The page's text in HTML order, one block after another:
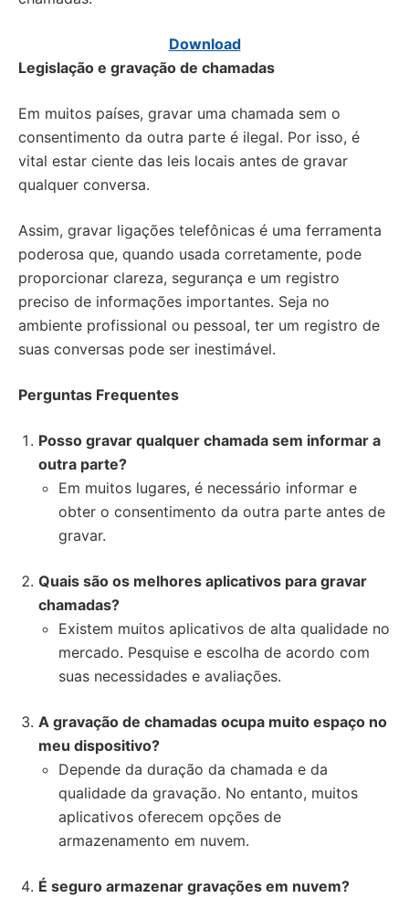
Download
Legislação e gravação de chamadas
Em muitos países, gravar uma chamada sem o
consentimento da outra parte é ilegal. Por isso, é
vital estar ciente das leis locais antes de gravar
qualquer conversa.
Assim, gravar ligações telefônicas é uma ferramenta
poderosa que, quando usada corretamente, pode
proporcionar clareza, segurança e um registro
preciso de informações importantes. Seja no
ambiente profissional ou pessoal, ter um registro de
suas conversas pode ser inestimável.
Perguntas Frequentes
Posso gravar qualquer chamada sem informar a
outra parte?
Em muitos lugares, é necessário informar e
obter o consentimento da outra parte antes de
gravar.
Quais são os melhores aplicativos para gravar
chamadas?
Existem muitos aplicativos de alta qualidade no
mercado. Pesquise e escolha de acordo com
suas necessidades e avaliações.
A gravação de chamadas ocupa muito espaço no
meu dispositivo?
Depende da duração da chamada e da
qualidade da gravação. No entanto, muitos
aplicativos oferecem opções de
armazenamento em nuvem.
É seguro armazenar gravações em nuvem?